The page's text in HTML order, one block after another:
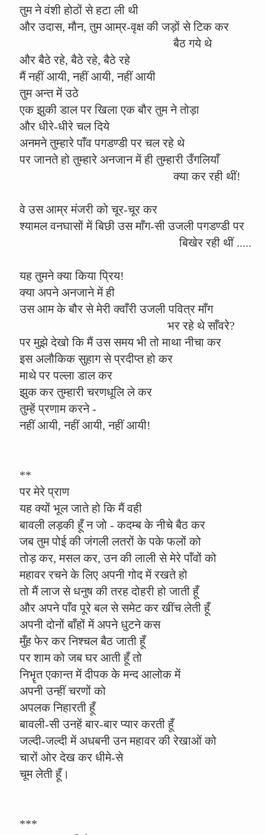
तुम ने वंशी होठों से हटा ली थी
और उदास, मौन, तुम आम्र-वृक्ष की जड़ों से टिक कर
बैठ गये थे
और बैठे रहे, बैठे रहे, बैठे रहे
मैं नहीं आयी, नहीं आयी, नहीं आयी
तुम अन्त में उठे
एक झुकी डाल पर खिला एक बौर तुम ने तोड़ा
और धीरे-धीरे चल दिये
अनमने तुम्हारे पाँव पगडण्डी पर चल रहे थे
पर जानते हो तुम्हारे अनजान में ही तुम्हारी उँगलियाँ
क्या कर रही थीं!
वे उस आम्र मंजरी को चूर-चूर कर
श्यामल वनघासों में बिछी उस माँग-सी उजली पगडण्डी पर
बिखेर रही थीं .....
यह तुमने क्या किया प्रिय!
क्या अपने अनजाने में ही
उस आम के बौर से मेरी क्वाँरी उजली पवित्र माँग
भर रहे थे साँवरे?
पर मुझे देखो कि मैं उस समय भी तो माथा नीचा कर
इस अलौकिक सुहाग से प्रदीप्त हो कर
माथे पर पल्ला डाल कर
झुक कर तुम्हारी चरणधूलि ले कर
तुम्हें प्रणाम करने -
नहीं आयी, नहीं आयी, नहीं आयी!
**
पर मेरे प्राण
यह क्यों भूल जाते हो कि मैं वही
बावली लड़की हूँ न जो - कदम्ब के नीचे बैठ कर
जब तुम पोई की जंगली लतरों के पके फलों को
तोड़ कर, मसल कर, उन की लाली से मेरे पाँवों को
महावर रचने के लिए अपनी गोद में रखते हो
तो मैं लाज से धनुष की तरह दोहरी हो जाती हूँ
और अपने पाँव पूरे बल से समेट कर खींच लेती हूँ
अपनी दोनों बाँहों में अपने धुटने कस
मुँह फेर कर निश्चल बैठ जाती हूँ
पर शाम को जब घर आती हूँ तो
निभॄत एकान्त में दीपक के मन्द आलोक में
अपनी उन्हीं चरणों को
अपलक निहारती हूँ
बावली-सी उनहें बार-बार प्यार करती हूँ
जल्दी-जल्दी में अधबनी उन महावर की रेखाओं को
चारों ओर देख कर धीमे-से
चूम लेती हूँ।
***